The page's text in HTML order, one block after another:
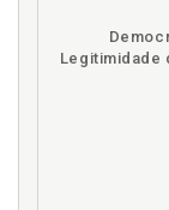
Legitimidade